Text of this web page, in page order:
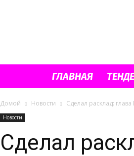
ГЛАВНАЯ
Домой Новости Сделал расклад:
Новости
Сделал